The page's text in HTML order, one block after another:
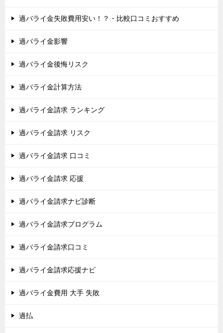
過バライ金失敗費用安い！？・比較口コミおすすめ
過バライ金影響
過バライ金後悔リスク
過バライ金計算方法
過バライ金請求 ランキング
過バライ金請求 リスク
過バライ金請求 口コミ
過バライ金請求 応援
過バライ金請求ナビ診断
過バライ金請求プログラム
過バライ金請求口コミ
過バライ金請求応援ナビ
過バライ金費用 大手 失敗
過払